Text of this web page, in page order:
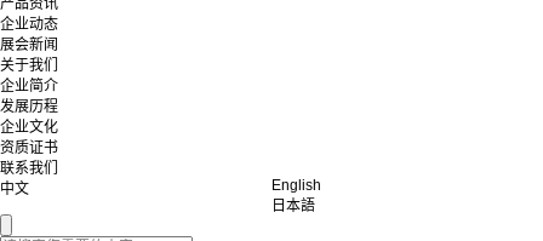
产品资讯
企业动态
展会新闻
关于我们
企业简介
发展历程
企业文化
资质证书
联系我们
中文
English
日本語